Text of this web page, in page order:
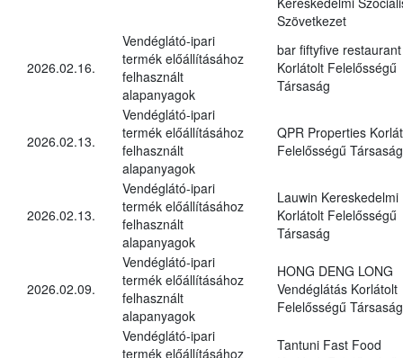
Szövetkezet
2026.02.16.
Vendéglátó-ipari
termék előállításához
felhasznált
alapanyagok
bar fiftyfive restaurant
Korlátolt Felelősségű
Társaság
2026.02.13.
Vendéglátó-ipari
termék előállításához
felhasznált
alapanyagok
QPR Properties
Felelősségű Társaság
2026.02.13.
Vendéglátó-ipari
termék előállításához
felhasznált
alapanyagok
Lauwin Kereskedelmi
Korlátolt Felelősségű
Társaság
2026.02.09.
Vendéglátó-ipari
termék előállításához
felhasznált
alapanyagok
HONG DENG LONG
Vendéglátás Korlátolt
Felelősségű Társaság
Vendéglátó-ipari
termék előállításához
Tantuni Fast Food